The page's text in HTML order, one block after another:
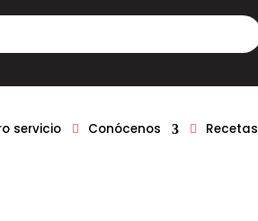
servicio Conócenos Recetas